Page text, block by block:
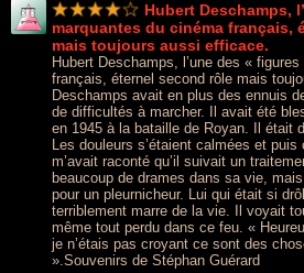
Hubert Deschamps,
marquantes du cinéma français,
mais toujours aussi efficace.
Hubert Deschamps, l’une des «
français, éternel second rôle mais
Deschamps avait en plus des ennuis
de difficultés à marcher. Il avait été
en 1945 à la bataille de Royan. Il était
Les douleurs s’étaient calmées et puis
m’avait raconté qu’il suivait un
beaucoup de drames dans sa vie,
pour un pleurnicheur. Lui qui était si
terriblement marre de la vie. Il voyait
même tout perdu dans ce feu. «
je n’étais pas croyant ce sont des
».Souvenirs de Stéphan Guérard